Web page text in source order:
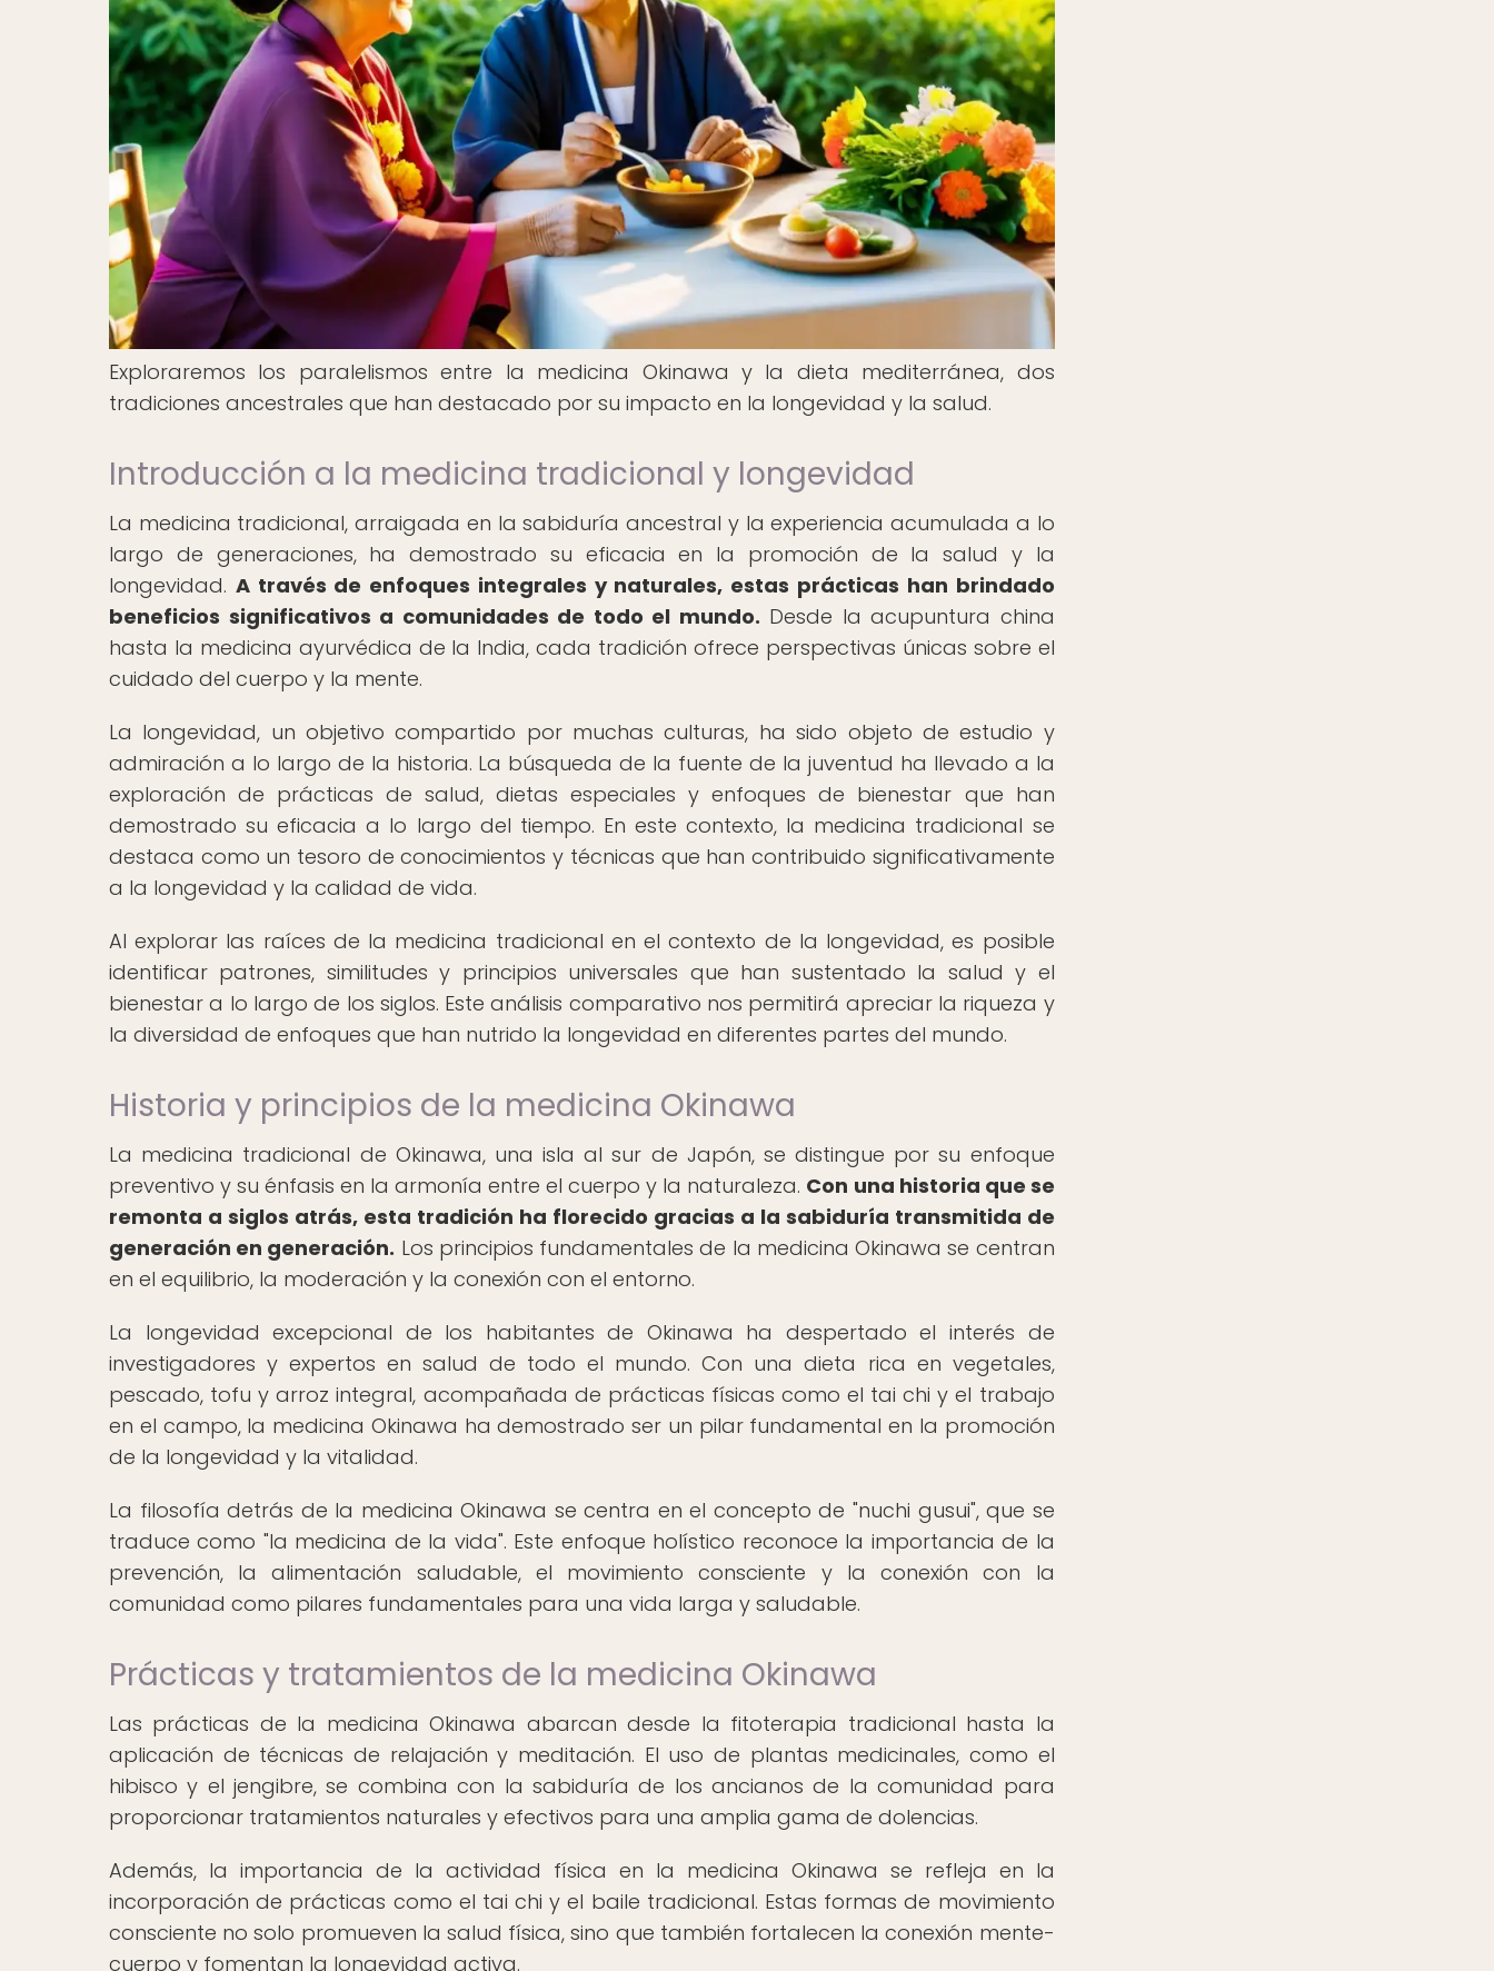
Exploraremos los paralelismos entre la medicina Okinawa y la dieta mediterránea, dos
tradiciones ancestrales que han destacado por su impacto en la longevidad y la salud.
Introducción a la medicina tradicional y longevidad
La medicina tradicional, arraigada en la sabiduría ancestral y la experiencia acumulada a lo
largo de generaciones, ha demostrado su eficacia en la promoción de la salud y la
longevidad. A través de enfoques integrales y naturales, estas prácticas han brindado
beneficios significativos a comunidades de todo el mundo. Desde la acupuntura china
hasta la medicina ayurvédica de la India, cada tradición ofrece perspectivas únicas sobre el
cuidado del cuerpo y la mente.
La longevidad, un objetivo compartido por muchas culturas, ha sido objeto de estudio y
admiración a lo largo de la historia. La búsqueda de la fuente de la juventud ha llevado a la
exploración de prácticas de salud, dietas especiales y enfoques de bienestar que han
demostrado su eficacia a lo largo del tiempo. En este contexto, la medicina tradicional se
destaca como un tesoro de conocimientos y técnicas que han contribuido significativamente
a la longevidad y la calidad de vida.
Al explorar las raíces de la medicina tradicional en el contexto de la longevidad, es posible
identificar patrones, similitudes y principios universales que han sustentado la salud y el
bienestar a lo largo de los siglos. Este análisis comparativo nos permitirá apreciar la riqueza y
la diversidad de enfoques que han nutrido la longevidad en diferentes partes del mundo.
Historia y principios de la medicina Okinawa
La medicina tradicional de Okinawa, una isla al sur de Japón, se distingue por su enfoque
preventivo y su énfasis en la armonía entre el cuerpo y la naturaleza. Con una historia que se
remonta a siglos atrás, esta tradición ha florecido gracias a la sabiduría transmitida de
generación en generación. Los principios fundamentales de la medicina Okinawa se centran
en el equilibrio, la moderación y la conexión con el entorno.
La longevidad excepcional de los habitantes de Okinawa ha despertado el interés de
investigadores y expertos en salud de todo el mundo. Con una dieta rica en vegetales,
pescado, tofu y arroz integral, acompañada de prácticas físicas como el tai chi y el trabajo
en el campo, la medicina Okinawa ha demostrado ser un pilar fundamental en la promoción
de la longevidad y la vitalidad.
La filosofía detrás de la medicina Okinawa se centra en el concepto de "nuchi gusui", que se
traduce como "la medicina de la vida". Este enfoque holístico reconoce la importancia de la
prevención, la alimentación saludable, el movimiento consciente y la conexión con la
comunidad como pilares fundamentales para una vida larga y saludable.
Prácticas y tratamientos de la medicina Okinawa
Las prácticas de la medicina Okinawa abarcan desde la fitoterapia tradicional hasta la
aplicación de técnicas de relajación y meditación. El uso de plantas medicinales, como el
hibisco y el jengibre, se combina con la sabiduría de los ancianos de la comunidad para
proporcionar tratamientos naturales y efectivos para una amplia gama de dolencias.
Además, la importancia de la actividad física en la medicina Okinawa se refleja en la
incorporación de prácticas como el tai chi y el baile tradicional. Estas formas de movimiento
consciente no solo promueven la salud física, sino que también fortalecen la conexión mente-
cuerpo y fomentan la longevidad activa.